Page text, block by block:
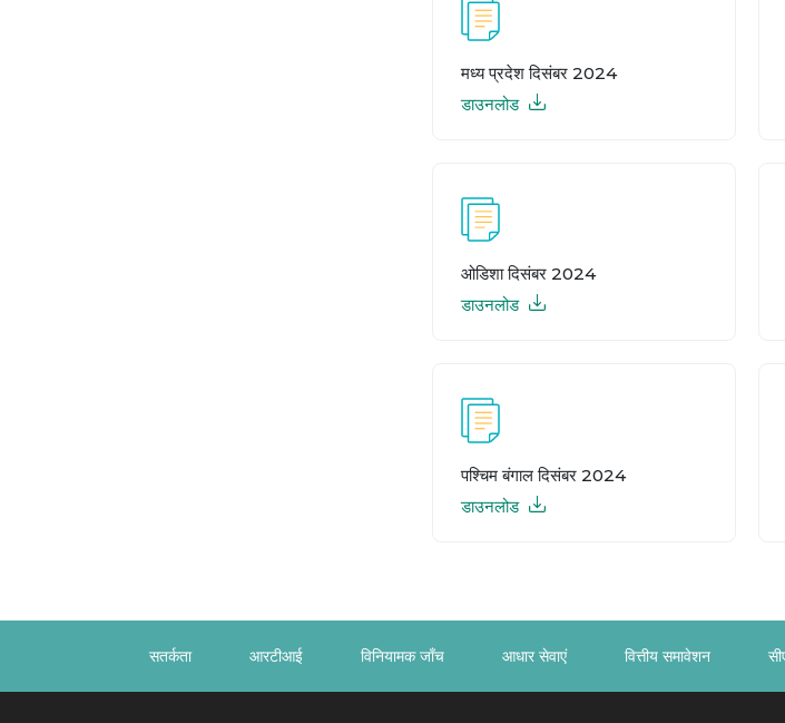
मध्य प्रदेश दिसंबर 2024
डाउनलोड
ओडिशा दिसंबर 2024
डाउनलोड
पश्चिम बंगाल दिसंबर 2024
डाउनलोड
सतर्कता आरटीआई विनियामक जाँच आधार सेवाएं वित्तीय समावेशन